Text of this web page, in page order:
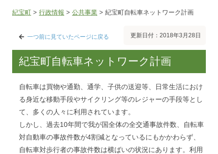
紀宝町 > 行政情報 > 公共事業 > 紀宝町自転車ネットワーク計画
一つ前に見ていたページに戻る 更新日付：2018年3月28日
紀宝町自転車ネットワーク計画
自転車は買物や通勤、通学、子供の送迎等、日常生活におけ
る身近な移動手段やサイクリング等のレジャーの手段等とし
て、多くの人々に利用されています。
しかし、過去10年間で我が国全体の全交通事故件数、自転車
対自動車の事故件数が4割減となっているにもかかわらず、
自転車対歩行者の事故件数は横ばいの状況にあります。利用